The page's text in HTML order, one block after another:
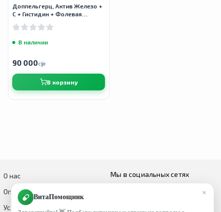
Доппельгерц, Актив Железо +
С + Гистидин + Фолевая
В наличии
90 000сӯм
В корзину
О нас
Оплата и доставка
Условия возврата и обмена
Мы в социальных сетях
×
ВитаПомощник